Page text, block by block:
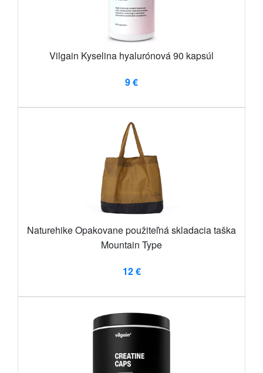
Vilgain Kyselina hyalurónová 90 kapsúl
9 €
Naturehike Opakovane použiteľná skladacia taška
Mountain Type
12 €